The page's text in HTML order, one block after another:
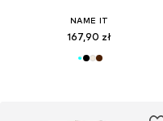
NAME IT
167,90 zł